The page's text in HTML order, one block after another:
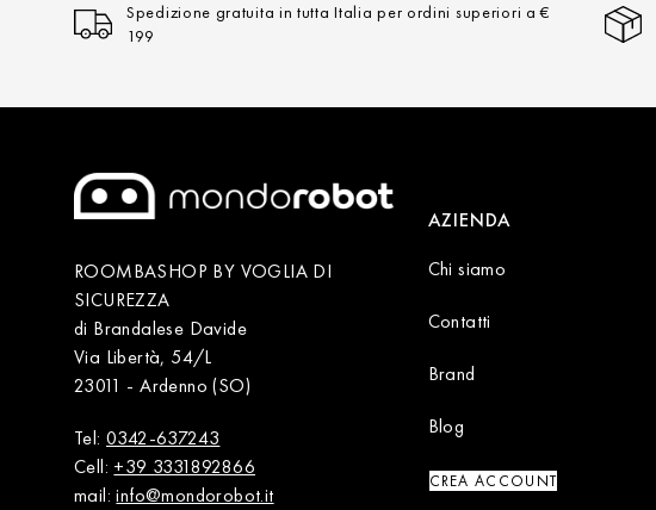
Spedizione gratuita in tutta Italia per ordini superiori a €
199
ROOMBASHOP BY VOGLIA DI
SICUREZZA
di Brandalese Davide
Via Libertà, 54/L
23011 - Ardenno (SO)
Tel: 0342-637243
Cell: +39 3331892866
mail:info@mondorobot.it
AZIENDA
Chi siamo
Contatti
Brand
Blog
CREA ACCOUNT